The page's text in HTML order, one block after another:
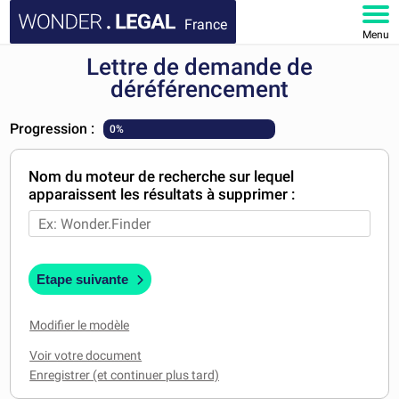
France
Menu
MON COMPTE
Lettre de demande de
déréférencement
Progression : 0%
Nom du moteur de recherche sur lequel
apparaissent les résultats à supprimer :
Etape suivante
Modifier le modèle
Voir votre document